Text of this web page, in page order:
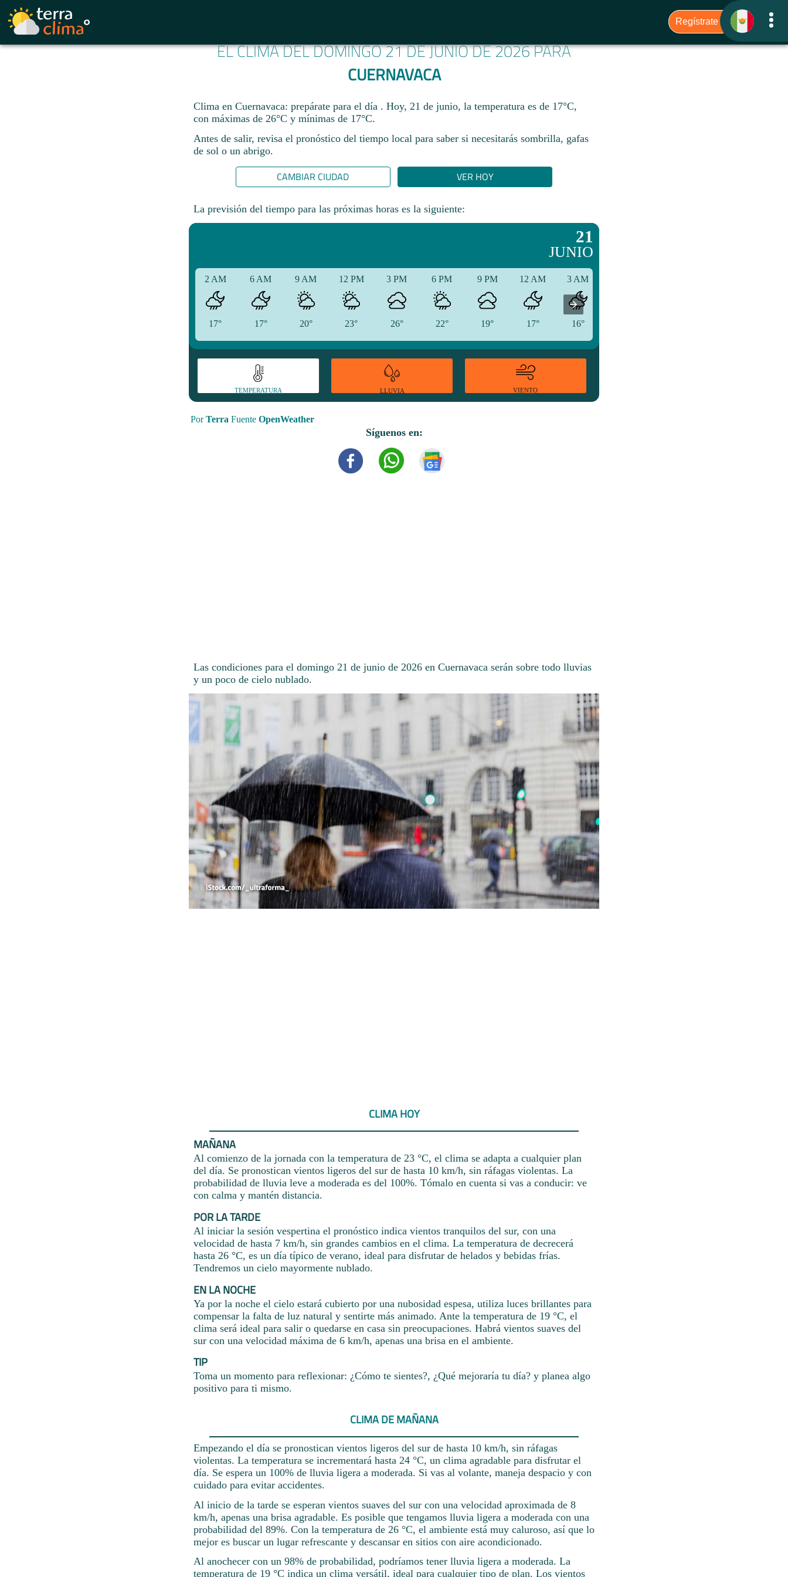
EL CLIMA DEL DOMINGO 21 DE JUNIO DE 2026 PARA
CUERNAVACA
Clima en Cuernavaca: prepárate para el día . Hoy, 21 de junio, la temperatura es de 17°C,
con máximas de 26°C y mínimas de 17°C.
Antes de salir, revisa el pronóstico del tiempo local para saber si necesitarás sombrilla, gafas
de sol o un abrigo.
CAMBIAR CIUDAD VER HOY
La previsión del tiempo para las próximas horas es la siguiente:
21
JUNIO
2 AM
17°
6 AM
17°
9 AM
20°
12 PM
23°
3 PM
26°
6 PM
22°
9 PM
19°
12 AM
17°
3 AM
16°
TEMPERATURA LLUVIA VIENTO
PorTerra Fuente OpenWeather
Síguenos en:
Las condiciones para el domingo 21 de junio de 2026 en Cuernavaca serán sobre todo lluvias
y un poco de cielo nublado.
CLIMA HOY
MAÑANA
Al comienzo de la jornada con la temperatura de 23 °C, el clima se adapta a cualquier plan
del día. Se pronostican vientos ligeros del sur de hasta 10 km/h, sin ráfagas violentas. La
probabilidad de lluvia leve a moderada es del 100%. Tómalo en cuenta si vas a conducir: ve
con calma y mantén distancia.
POR LA TARDE
Al iniciar la sesión vespertina el pronóstico indica vientos tranquilos del sur, con una
velocidad de hasta 7 km/h, sin grandes cambios en el clima. La temperatura de decrecerá
hasta 26 °C, es un día típico de verano, ideal para disfrutar de helados y bebidas frías.
Tendremos un cielo mayormente nublado.
EN LA NOCHE
Ya por la noche el cielo estará cubierto por una nubosidad espesa, utiliza luces brillantes para
compensar la falta de luz natural y sentirte más animado. Ante la temperatura de 19 °C, el
clima será ideal para salir o quedarse en casa sin preocupaciones. Habrá vientos suaves del
sur con una velocidad máxima de 6 km/h, apenas una brisa en el ambiente.
TIP
Toma un momento para reflexionar: ¿Cómo te sientes?, ¿Qué mejoraría tu día? y planea algo
positivo para ti mismo.
CLIMA DE MAÑANA
Empezando el día se pronostican vientos ligeros del sur de hasta 10 km/h, sin ráfagas
violentas. La temperatura se incrementará hasta 24 °C, un clima agradable para disfrutar el
día. Se espera un 100% de lluvia ligera a moderada. Si vas al volante, maneja despacio y con
cuidado para evitar accidentes.
Al inicio de la tarde se esperan vientos suaves del sur con una velocidad aproximada de 8
km/h, apenas una brisa agradable. Es posible que tengamos lluvia ligera a moderada con una
probabilidad del 89%. Con la temperatura de 26 °C, el ambiente está muy caluroso, así que lo
mejor es buscar un lugar refrescante y descansar en sitios con aire acondicionado.
Al anochecer con un 98% de probabilidad, podríamos tener lluvia ligera a moderada. La
temperatura de 19 °C indica un clima versátil, ideal para cualquier tipo de plan. Los vientos